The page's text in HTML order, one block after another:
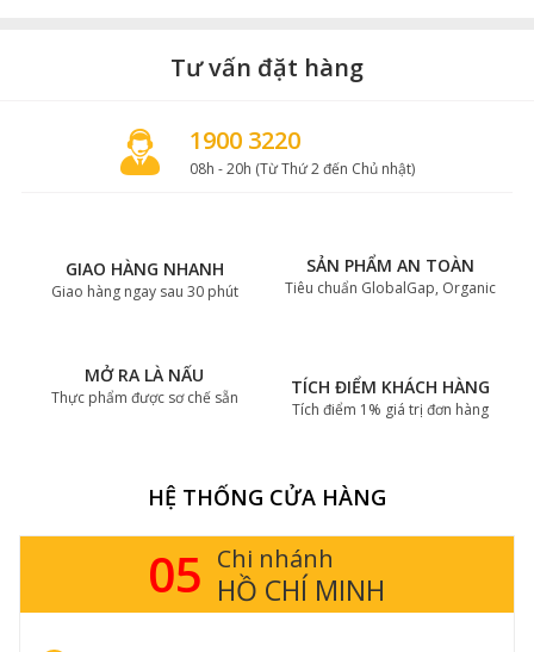
Tư vấn đặt hàng
1900 3220
08h - 20h (Từ Thứ 2 đến Chủ nhật)
GIAO HÀNG NHANH
Giao hàng ngay sau 30 phút
SẢN PHẨM AN TOÀN
Tiêu chuẩn GlobalGap, Organic
MỞ RA LÀ NẤU
Thực phẩm được sơ chế sẵn TÍCH ĐIỂM KHÁCH HÀNG
Tích điểm 1% giá trị đơn hàng
HỆ THỐNG CỬA HÀNG
05 Chi nhánh
HỒ CHÍ MINH